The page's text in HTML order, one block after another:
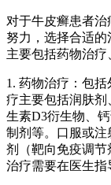
对于牛皮癣患者
努力，选择合适的
主要包括药物治疗
1. 药物治疗：包
疗主要包括润肤
生素D3衍生物、
制剂等。口服或注
剂（靶向免疫调
治疗需要在医生指